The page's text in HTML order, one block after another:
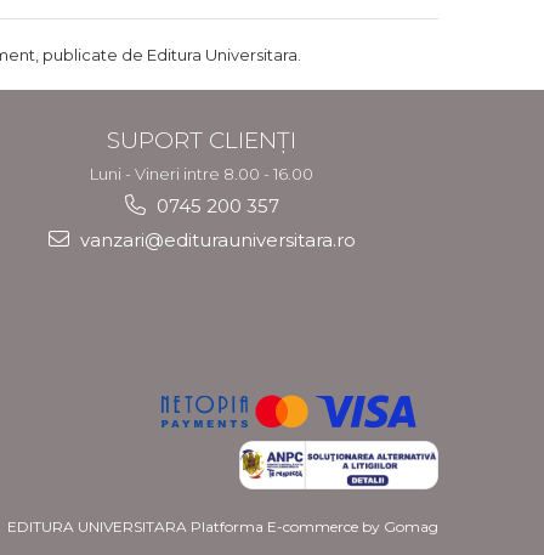
publicate de Editura Universitara.
SUPORT CLIENȚI
Luni - Vineri intre 8.00 - 16.00
0745 200 357
vanzari@editurauniversitara.ro
EDITURA UNIVERSITARA Platforma E-commerce by Gomag